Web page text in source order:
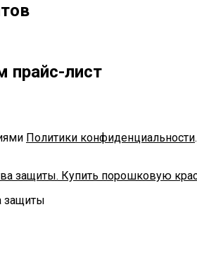
прайс-лист
Политики конфиденциальности.
защиты